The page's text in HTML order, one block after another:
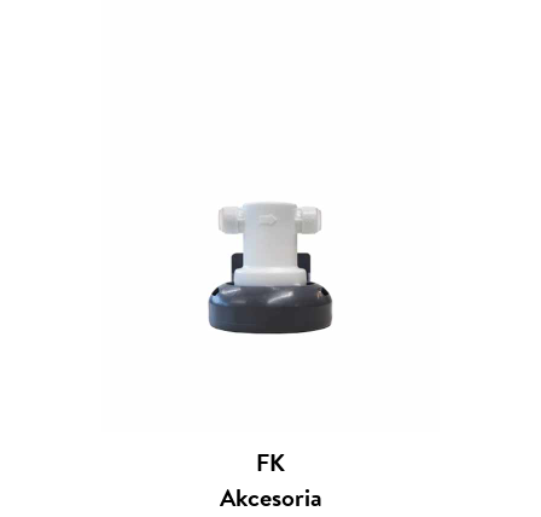
FK
Akcesoria